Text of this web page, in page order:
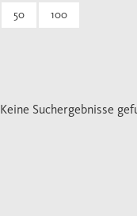
50 100
Keine Suchergebnisse